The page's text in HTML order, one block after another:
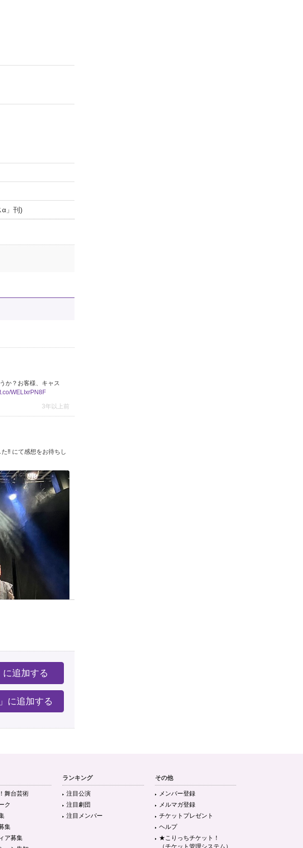
α」刊)
か？お客様、キャス
WELIxrPN8F
3年以上前
‼︎ にて感想をお待ちし
にならない展開でよか
eZlmlrmN8F
に追加する
に追加する
舞台芸術
ク
集
ア募集
ランキング
注目公演
注目劇団
注目メンバー
その他
メンバー登録
メルマガ登録
チケットプレゼント
ヘルプ
★こりっちチケット！
（チケット管理システム）